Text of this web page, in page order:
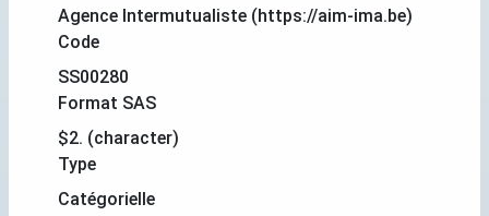
Agence Intermutualiste (https://aim-ima.be)
Code
SS00280
Format SAS
$2. (character)
Type
Catégorielle